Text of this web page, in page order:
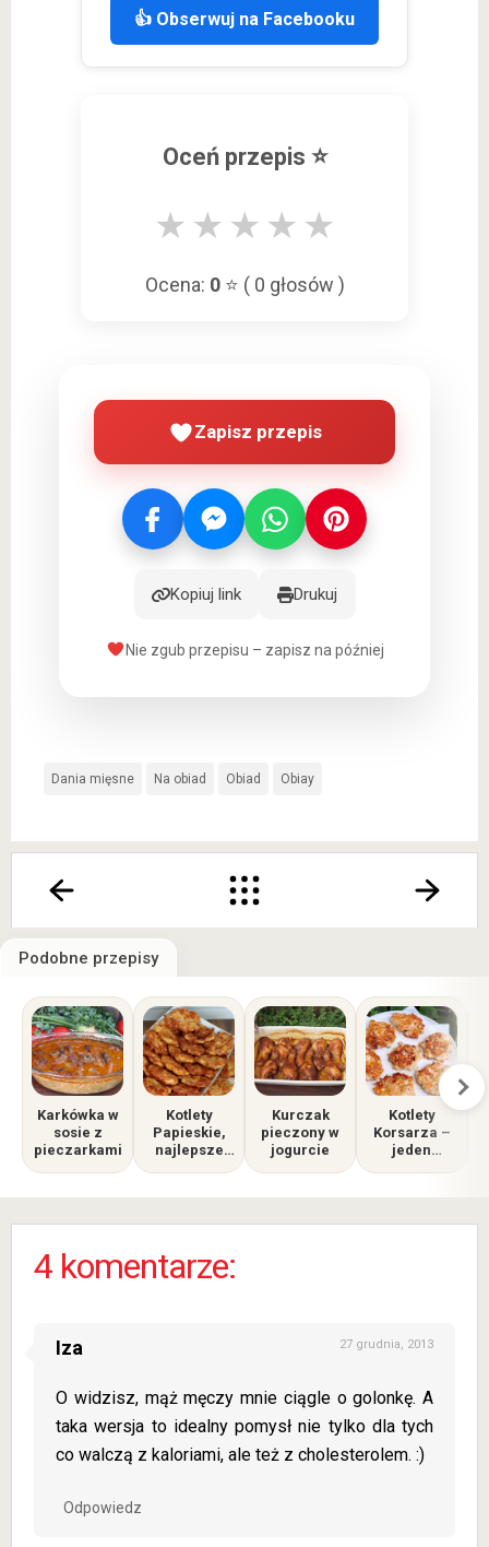
👍 Obserwuj na Facebooku
Oceń przepis ⭐
★ ★ ★ ★ ★
Ocena: 0⭐ ( 0 głosów )
Zapisz przepis
Kopiuj link Drukuj
Nie zgub przepisu – zapisz na później
Dania mięsne Na obiad Obiad Obiay
Podobne przepisy
Karkówka w
sosie z
pieczarkami
Kotlety
Papieskie,
najlepsze
Znikają w
Kurczak
pieczony w
jogurcie
Kotlety
Korsarza –
jeden
wszystko!
4 komentarze:
Iza 27 grudnia, 2013
O widzisz, mąż męczy mnie ciągle o golonkę. A
taka wersja to idealny pomysł nie tylko dla tych
co walczą z kaloriami, ale też z cholesterolem. :)
Odpowiedz